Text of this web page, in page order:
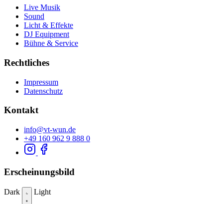
Live Musik
Sound
Licht & Effekte
DJ Equipment
Bühne & Service
Rechtliches
Impressum
Datenschutz
Kontakt
info@vt-wun.de
+49 160 962 9 888 0
Erscheinungsbild
Dark Light